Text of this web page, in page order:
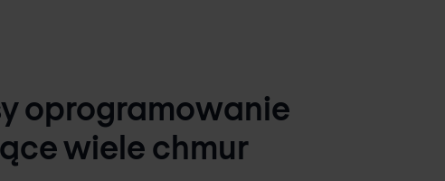
oprogramowanie
wiele chmur